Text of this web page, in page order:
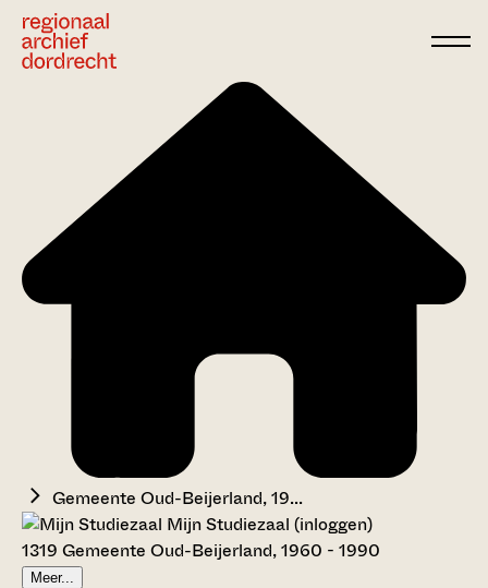
Gemeente Oud-Beijerland, 19...
Mijn Studiezaal (inloggen)
1319 Gemeente Oud-Beijerland, 1960 - 1990
Meer...